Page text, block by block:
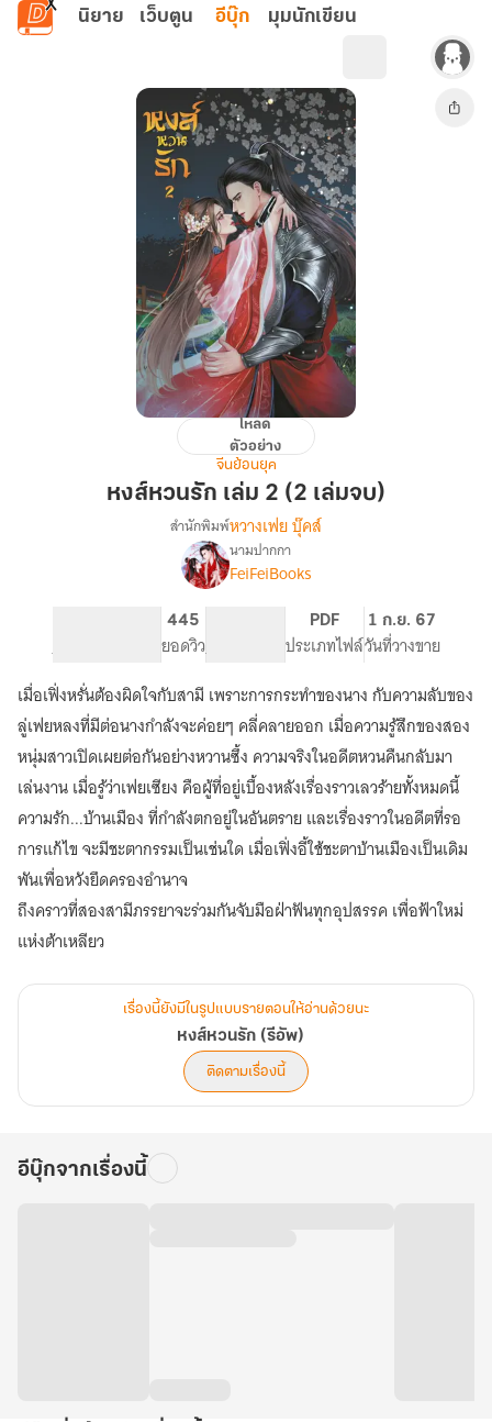
ข้ามไปยังเนื้อหาหลัก
นิยาย เว็บตูน อีบุ๊ก มุมนักเขียน
รัก
โหลด
ตัวอย่าง
จีนย้อนยุค
หงส์หวนรัก เล่ม 2 (2 เล่มจบ)
เรื่อง
หงส์
สำนักพิมพ์หวางเฟย บุ๊คส์
นามปากกา
FeiFeiBooks
จำนวนหน้า (A5)
445
ยอดวิวระดับเนื้อหา
PDF
ประเภทไฟล์
1 ก.ย. 67
วันที่วางขาย
เมื่อเฟิ่งหรั่นต้องผิดใจกับสามี เพราะการกระทำของนาง กับความลับของ
ลู่เฟยหลงที่มีต่อนางกำลังจะค่อยๆ คลี่คลายออก เมื่อความรู้สึกของสอง
หนุ่มสาวเปิดเผยต่อกันอย่างหวานซึ้ง ความจริงในอดีตหวนคืนกลับมา
เล่นงาน เมื่อรู้ว่าเฟยเซียง คือผู้ที่อยู่เบื้องหลังเรื่องราวเลวร้ายทั้งหมดนี้
ความรัก...บ้านเมือง ที่กำลังตกอยู่ในอันตราย และเรื่องราวในอดีตที่รอ
การแก้ไข จะมีชะตากรรมเป็นเช่นใด เมื่อเฟิ่งอี้ใช้ชะตาบ้านเมืองเป็นเดิม
พันเพื่อหวังยึดครองอำนาจ
ถึงคราวที่สองสามีภรรยาจะร่วมกันจับมือฝ่าฟันทุกอุปสรรค เพื่อฟ้าใหม่
แห่งต้าเหลียว
เรื่องนี้ยังมีในรูปแบบรายตอนให้อ่านด้วยนะ
หงส์หวนรัก (รีอัพ)
ติดตามเรื่องนี้
อีบุ๊กจากเรื่องนี้